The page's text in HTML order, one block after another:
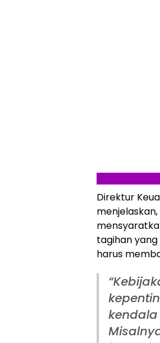
Direktur
menjelaskan,
tagihan yang
harus